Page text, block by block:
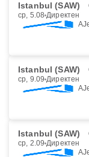
Istanbul (SAW)
ср, 5.08 Директен
Istanbul (SAW)
ср, 9.09 Директен
Istanbul (SAW)
ср, 2.09 Директен